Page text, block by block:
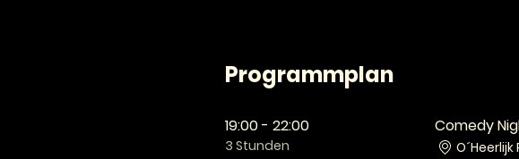
Programmplan
19:00 - 22:00
3 Stunden
Comedy